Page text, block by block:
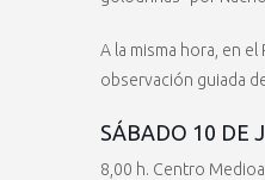
A la misma hora, en el
observación guiada
SÁBADO 10 DE
8,00 h. Centro